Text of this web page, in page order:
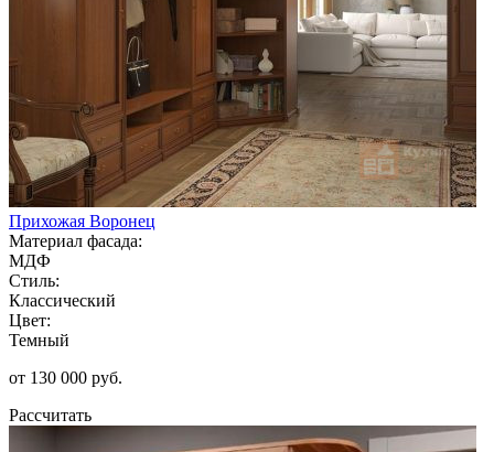
Прихожая Воронец
Материал фасада:
МДФ
Стиль:
Классический
Цвет:
Темный
от 130 000 руб.
Рассчитать